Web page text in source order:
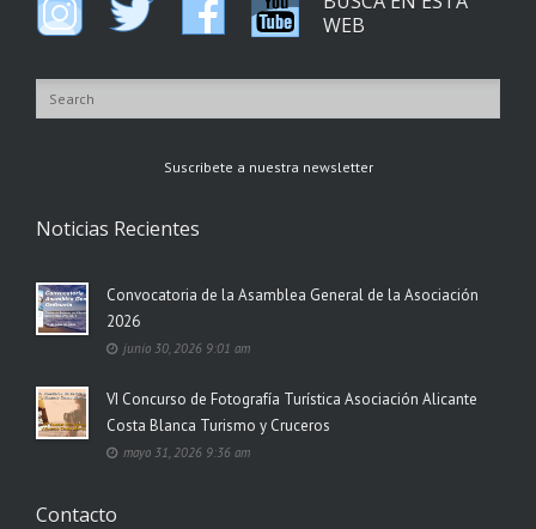
WEB
Suscribete a nuestra newsletter
Noticias Recientes
Convocatoria de la Asamblea General de la Asociación
2026
junio 30, 2026 9:01 am
VI Concurso de Fotografía Turística Asociación Alicante
Costa Blanca Turismo y Cruceros
mayo 31, 2026 9:36 am
Contacto